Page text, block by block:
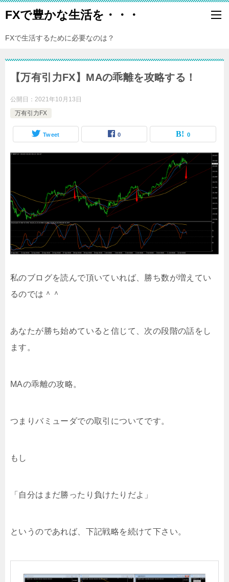
FXで豊かな生活を・・・
FXで生活するために必要なのは？
【万有引力FX】MAの乖離を攻略する！
公開日： 2021年10月13日
万有引力FX
Tweet 0 0
私のブログを読んで頂いていれば、勝ち数が増えてい
るのでは＾＾
あなたが勝ち始めていると信じて、次の段階の話をし
ます。
MAの乖離の攻略。
つまりバミューダでの取引についてです。
もし
「自分はまだ勝ったり負けたりだよ」
というのであれば、下記戦略を続けて下さい。